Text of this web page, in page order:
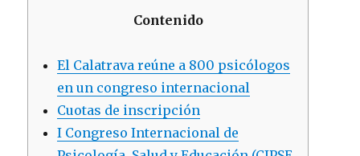
Contenido
El Calatrava reúne a 800 psicólogos
en un congreso internacional
Cuotas de inscripción
I Congreso Internacional de